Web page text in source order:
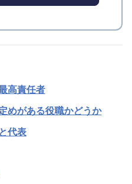
高責任者
めがある役職かどうか
代表